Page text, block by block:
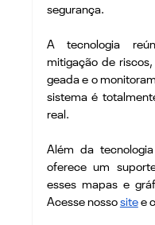
segurança.
A tecnologia
mitigação de
geada e o
sistema é
real.
Além da
oferece um
esses mapas e
Acesse nosso site e